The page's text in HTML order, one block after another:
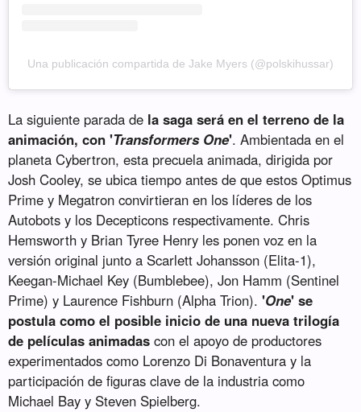
Una publicación compartida de Jake Myers (@polskihussar)
La siguiente parada de la saga será en el terreno de la
animación, con 'Transformers One'. Ambientada en el
planeta Cybertron, esta precuela animada, dirigida por
Josh Cooley, se ubica tiempo antes de que estos Optimus
Prime y Megatron convirtieran en los líderes de los
Autobots y los Decepticons respectivamente. Chris
Hemsworth y Brian Tyree Henry les ponen voz en la
versión original junto a Scarlett Johansson (Elita-1),
Keegan-Michael Key (Bumblebee), Jon Hamm (Sentinel
Prime) y Laurence Fishburn (Alpha Trion).'One' se
postula como el posible inicio de una nueva trilogía
de películas animadas con el apoyo de productores
experimentados como Lorenzo Di Bonaventura y la
participación de figuras clave de la industria como
Michael Bay y Steven Spielberg.